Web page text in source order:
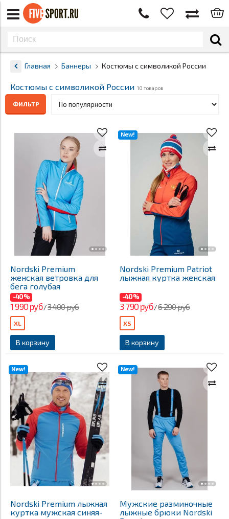
Главная Баннеры Костюмы с символикой России
Костюмы с символикой России 10 товаров
ФИЛЬТР
Nordski Premium
женская ветровка для
бега голубая
-40%
1 990 руб/3 400 руб
В корзину
XL
New!
Nordski Premium Patriot
лыжная куртка женская
-40%
3 790 руб/6 290 руб
В корзину
XS
New!
Nordski Premium лыжная
куртка мужская синяя-
New!
Мужские разминочные
лыжные брюки Nordski